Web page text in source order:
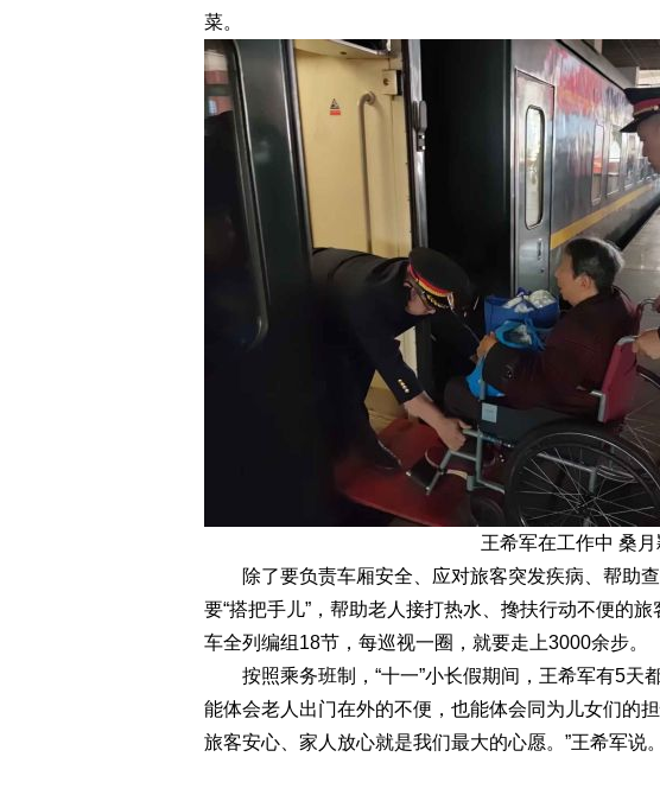
菜。
王希军在工作中 桑
除了要负责车厢安全、应对旅客突发疾病、帮助查
要“搭把手儿”，帮助老人接打热水、搀扶行动不便的
车全列编组18节，每巡视一圈，就要走上3000余步。
按照乘务班制，“十一”小长假期间，王希军有5天
能体会老人出门在外的不便，也能体会同为儿女们的
旅客安心、家人放心就是我们最大的心愿。”王希军说